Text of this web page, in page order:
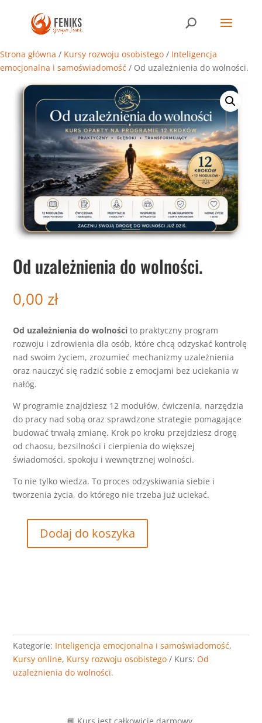
Strona główna / Kursy rozwoju osobistego / Inteligencja
emocjonalna i samoświadomość / Od uzależnienia do wolności.
Od uzależnienia do wolności.
0,00 zł
Od uzależnienia do wolności to praktyczny program
rozwoju i zdrowienia dla osób, które chcą odzyskać kontrolę
nad swoim życiem, zrozumieć mechanizmy uzależnienia
oraz nauczyć się radzić sobie z emocjami bez uciekania w
nałóg.
W programie znajdziesz 12 modułów, ćwiczenia, narzędzia
do pracy nad sobą oraz sprawdzone strategie pomagające
budować trwałą zmianę. Krok po kroku przejdziesz drogę
od chaosu, bezsilności i cierpienia do większej
świadomości, spokoju i wewnętrznej wolności.
To nie tylko wiedza. To proces odzyskiwania siebie i
tworzenia życia, do którego nie trzeba już uciekać.
Dodaj do koszyka
Kategorie: Inteligencja emocjonalna i samoświadomość,
Kursy online, Kursy rozwoju osobistego Kurs: Od
uzależnienia do wolności.